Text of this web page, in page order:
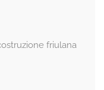
friulana